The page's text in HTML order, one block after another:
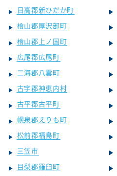
日高郡新ひだか町
檜山郡厚沢部町
檜山郡上ノ国町
広尾郡広尾町
二海郡八雲町
古宇郡神恵内村
古平郡古平町
幌泉郡えりも町
松前郡福島町
三笠市
目梨郡羅臼町